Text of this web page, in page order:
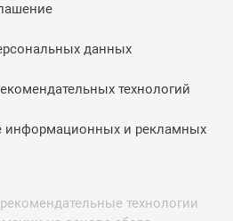
данных
технологий
информационных и рекламных
технологии